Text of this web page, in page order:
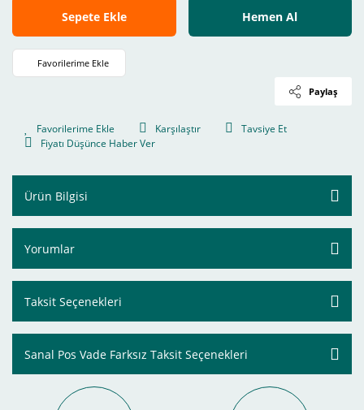
Sepete Ekle Hemen Al
Paylaş
Karşılaştır
Tavsiye Et
Fiyatı Düşünce Haber Ver
Ürün Bilgisi
Yorumlar
Taksit Seçenekleri
Sanal Pos Vade Farksız Taksit Seçenekleri